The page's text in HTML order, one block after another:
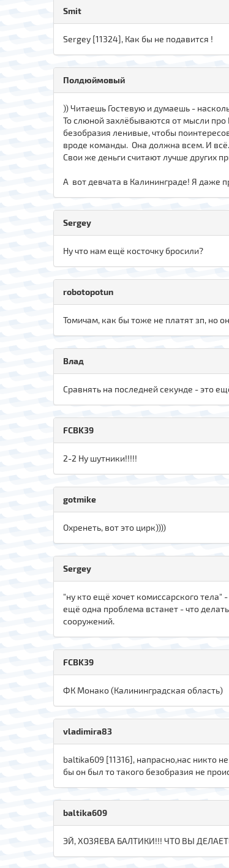
Smit
Sergey [11324], Как бы не подавится !
Полдюймовый
)) Читаешь Гостевую и думаешь -
То слюной захлёбываются от мысли
безобразия ленивые, чтобы
вроде команды. Она должна всем. И всё.
Свои же деньги считают лучше других
А вот девчата в Калининграде! Я даже
Sergey
Ну что нам ещё косточку бросили?
robotopotun
Томичам, как бы тоже не платят зп, но
Влад
Сравнять на последней секунде - это
FCBK39
2-2 Ну шутники!!!!!
gotmike
Охренеть, вот это цирк))))
Sergey
"ну кто ещё хочет комиссарского тела"
ещё одна проблема встанет - что
сооружений.
FCBK39
ФК Монако (Калининградская область)
vladimira83
baltika609 [11316], напрасно,нас никто
бы он был то такого безобразия не
baltika609
ЭЙ, ХОЗЯЕВА БАЛТИКИ!!! ЧТО ВЫ